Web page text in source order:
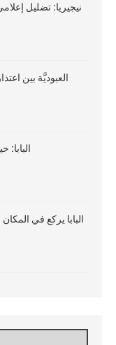
نيجيريا: تضليل
العبوديَّة بين
البابا:
البابا يركع في